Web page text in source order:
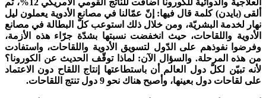
ألقى (بايدن) كلمة قال فيها: إنّ عمّالنا في مصانع الأدوية يعملون ليل
نهار لخدمة البشريّة، ومن خلال ذلك استوعب كلّ البطالة في مصانع
الأدوية واللقاحات، حيث انخفضت نسبتها بشدّة جرّاء هذه الأزمة،
وفرضوا نفوذهم على الدّول لتسويق الأدوية واللقاحات، واستفادت
من هذه المرحلة. والسؤال الآن: لماذا توقّف الحديث عن الكورونا؟
لأنه تبيّن لكلّ دول العالم أن باستطاعتها إنتاج اللقاح دون الاعتماد
على لقاحات دول بعينها، وأصبح هناك نحو 9 دول تنتج اللقاحات.